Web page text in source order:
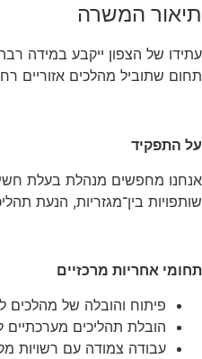
תיאור המשרה
עתידו של הצפון ייקבע במידה
תחום שתוביל מהלכים אזוריים
על התפקיד
אנחנו מחפשים מנהלת בעלת
שותפויות בין־מגזריות, הנעת
תחומי אחריות מרכזיים
פיתוח והובלה של מהלכים
הובלת תהליכים מערכתיים
עבודה צמודה עם רשויות